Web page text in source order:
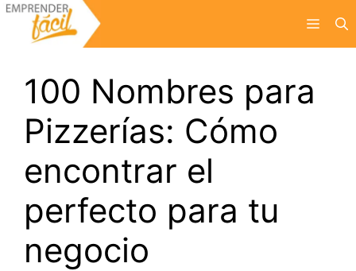
Saltar
Menú
100 Nombres para
Pizzerías: Cómo
encontrar el
perfecto para tu
negocio